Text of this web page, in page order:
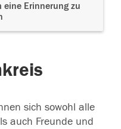
Erinnerung zu
sich sowohl alle
auch Freunde und